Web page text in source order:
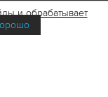
на сайт
Переработка
и обрабатывает